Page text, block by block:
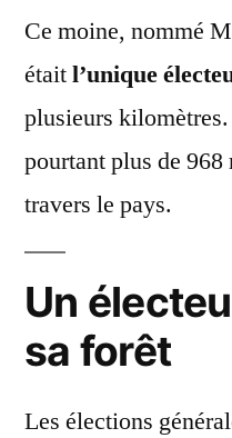
Ce moine, nommé
étaitl’unique
plusieurs
pourtant plus de
travers le pays.
Un
sa forêt
Les élections